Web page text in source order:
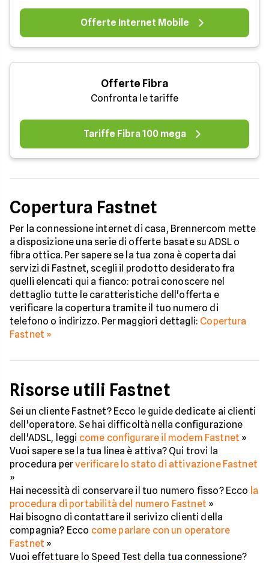
Offerte Internet Mobile
Offerte Fibra
Confronta le tariffe
Tariffe Fibra 100 mega
Copertura Fastnet
Per la connessione internet di casa, Brennercom mette
a disposizione una serie di offerte basate su ADSL o
fibra ottica. Per sapere se la tua zona è coperta dai
servizi di Fastnet, scegli il prodotto desiderato fra
quelli elencati qui a fianco: potrai conoscere nel
dettaglio tutte le caratteristiche dell'offerta e
verificare la copertura tramite il tuo numero di
telefono o indirizzo. Per maggiori dettagli: Copertura
Fastnet »
Risorse utili Fastnet
Sei un cliente Fastnet? Ecco le guide dedicate ai clienti
dell'operatore. Se hai difficoltà nella configurazione
dell'ADSL, leggi come configurare il modem Fastnet »
Vuoi sapere se la tua linea è attiva? Qui trovi la
procedura perverificare lo stato di attivazione Fastnet
»
Hai necessità di conservare il tuo numero fisso? Ecco la
procedura di portabilità del numero Fastnet »
Hai bisogno di contattare il serivizo clienti della
compagnia? Ecco come parlare con un operatore
Fastnet »
Vuoi effettuare lo Speed Test della tua connessione?